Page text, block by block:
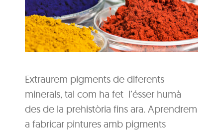
Extraurem pigments de diferents
minerals, tal com ha fet l’ésser humà
des de la prehistòria fins ara. Aprendrem
a fabricar pintures amb pigments